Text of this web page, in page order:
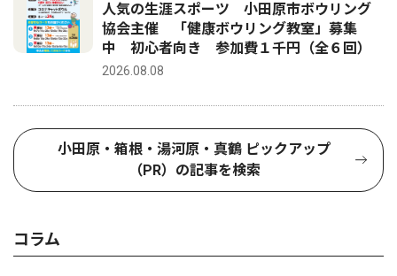
人気の生涯スポーツ 小田原市ボウリング
協会主催 「健康ボウリング教室」募集
中 初心者向き 参加費１千円（全６回）
2026.08.08
小田原・箱根・湯河原・真鶴 ピックアップ
（PR）の記事を検索
コラム